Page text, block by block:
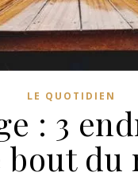
LE QUOTIDIEN
: 3
bout du